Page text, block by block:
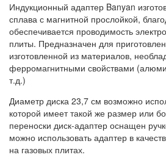
Индукционный адаптер Banyan
сплава с магнитной прослойкой,
обеспечивается проводимость
плиты. Предназначен для
изготовленной из материалов,
ферромагнитными свойствами
т.д.)
Диаметр диска 23,7 см возможно
которой имеет такой же размер или
переноски диск-адаптер оснащен
можно использовать адаптер в
на газовых плитах.